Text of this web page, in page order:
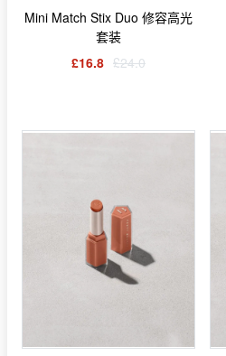
Mini Match Stix Duo 修容高光
套装
£16.8 £24.0